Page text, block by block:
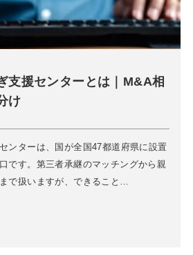
支援センターとは｜M&A相
け
ンターは、国が全国47都道府県に設置
です。第三者承継のマッチングから親
で扱いますが、できること…